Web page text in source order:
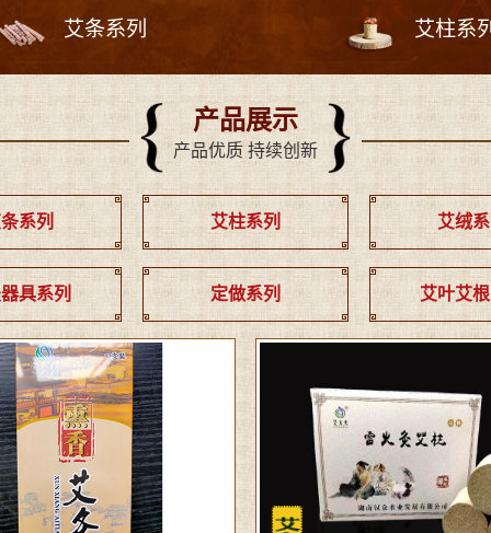
艾条系列 艾柱系
产品展示
产品优质 持续创新
系列 艾柱系列 艾绒
具系列 定做系列 艾叶艾